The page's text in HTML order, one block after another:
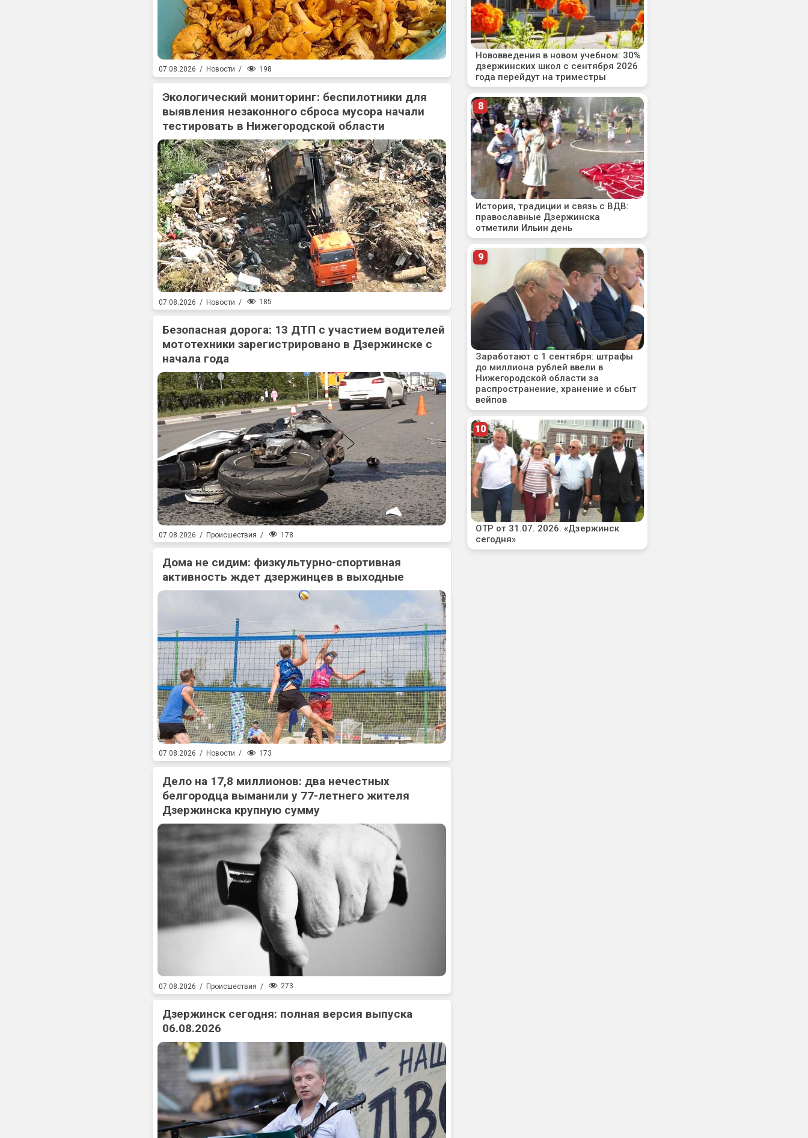
07.08.2026 / Новости / 198
Экологический мониторинг: беспилотники для
выявления незаконного сброса мусора начали
тестировать в Нижегородской области
07.08.2026 / Новости / 185
Безопасная дорога: 13 ДТП с участием водителей
мототехники зарегистрировано в Дзержинске с
начала года
07.08.2026 / Происшествия / 178
Дома не сидим: физкультурно-спортивная
активность ждет дзержинцев в выходные
07.08.2026 / Новости / 173
Дело на 17,8 миллионов: два нечестных
белгородца выманили у 77-летнего жителя
Дзержинска крупную сумму
07.08.2026 / Происшествия / 273
Дзержинск сегодня: полная версия выпуска
06.08.2026